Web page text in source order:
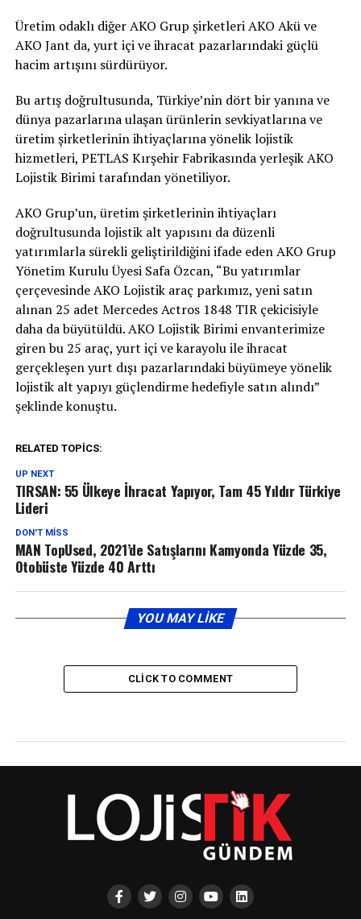
Üretim odaklı diğer AKO Grup şirketleri AKO Akü ve
AKO Jant da, yurt içi ve ihracat pazarlarındaki güçlü
hacim artışını sürdürüyor.
Bu artış doğrultusunda, Türkiye’nin dört bir yanına ve
dünya pazarlarına ulaşan ürünlerin sevkiyatlarına ve
üretim şirketlerinin ihtiyaçlarına yönelik lojistik
hizmetleri, PETLAS Kırşehir Fabrikasında yerleşik AKO
Lojistik Birimi tarafından yönetiliyor.
AKO Grup’un, üretim şirketlerinin ihtiyaçları
doğrultusunda lojistik alt yapısını da düzenli
yatırımlarla sürekli geliştirildiğini ifade eden AKO Grup
Yönetim Kurulu Üyesi Safa Özcan, “Bu yatırımlar
çerçevesinde AKO Lojistik araç parkımız, yeni satın
alınan 25 adet Mercedes Actros 1848 TIR çekicisiyle
daha da büyütüldü. AKO Lojistik Birimi envanterimize
giren bu 25 araç, yurt içi ve karayolu ile ihracat
gerçekleşen yurt dışı pazarlarındaki büyümeye yönelik
lojistik alt yapıyı güçlendirme hedefiyle satın alındı”
şeklinde konuştu.
RELATED TOPICS:
UP NEXT
TIRSAN: 55 Ülkeye İhracat Yapıyor, Tam 45 Yıldır Türkiye
Lideri
DON'T MISS
MAN TopUsed, 2021’de Satışlarını Kamyonda Yüzde 35,
Otobüste Yüzde 40 Arttı
YOU MAY LIKE
CLICK TO COMMENT